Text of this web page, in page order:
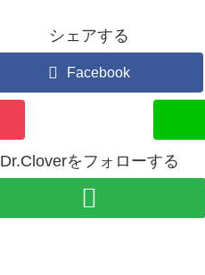
シェアする
Facebook
Dr.Cloverをフォローする